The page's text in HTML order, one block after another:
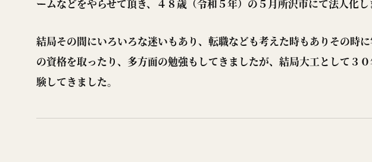
ームなどをやらせて頂き、４８歳（令和５年）の５月所沢市にて法人化し
結局その間にいろいろな迷いもあり、転職なども考えた時もありその時
の資格を取ったり、多方面の勉強もしてきましたが、結局大工として３
験してきました。